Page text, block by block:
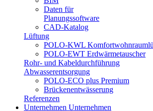
Daten für
Planungssoftware
CAD-Katalog
Lüftung
POLO-KWL
POLO-EWT Erdwärmetauscher
Rohr- und Kabeldurchführung
Abwasserentsorgung
POLO-ECO plus Premium
Brückenentwässerung
Referenzen
Unternehmen Unternehmen